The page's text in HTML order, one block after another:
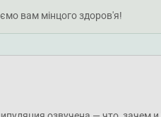
вам мінцого здоров'я!